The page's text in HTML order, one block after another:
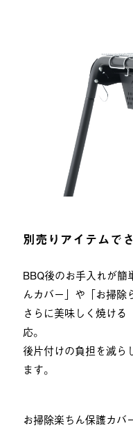
別売りアイテムで
BBQ後のお手入れが簡
んカバー」や「お掃除
さらに美味しく焼ける
応。
後片付けの負担を減ら
ます。
お掃除楽ちん保護カバ